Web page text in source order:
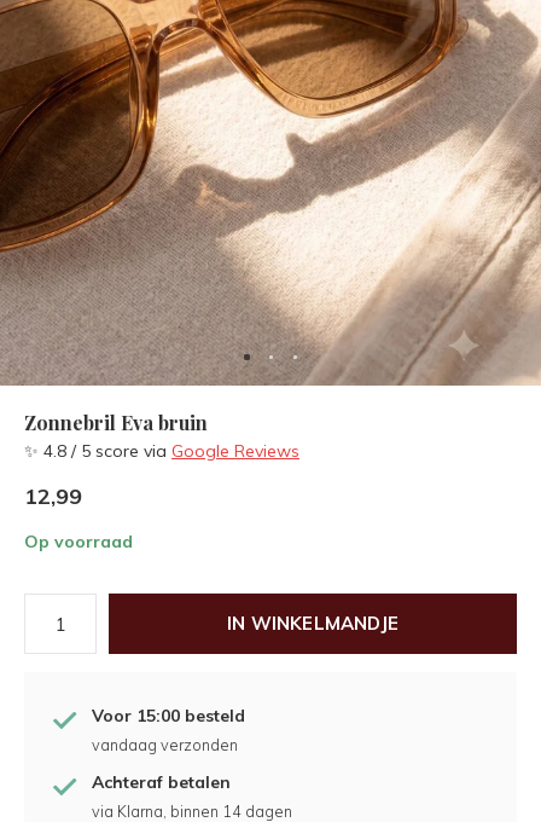
Zonnebril Eva bruin
✨ 4.8 / 5 score via Google Reviews
12,99
Op voorraad
IN WINKELMANDJE
Voor 15:00 besteld
vandaag verzonden
Achteraf betalen
via Klarna, binnen 14 dagen